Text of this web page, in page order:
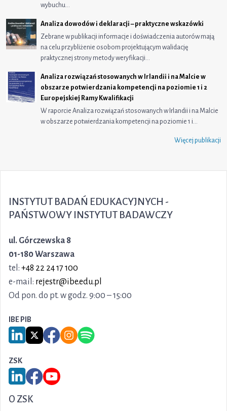
wybuchu…
Analiza dowodów i deklaracji – praktyczne wskazówki
Zebrane w publikacji informacje i doświadczenia autorów mają
na celu przybliżenie osobom projektującym walidację
praktycznej strony metody weryfikacji…
Analiza rozwiązań stosowanych w Irlandii i na Malcie w
obszarze potwierdzania kompetencji na poziomie 1 i 2
Europejskiej Ramy Kwalifikacji
W raporcie Analiza rozwiązań stosowanych w Irlandii i na Malcie
w obszarze potwierdzania kompetencji na poziomie 1 i…
Więcej publikacji
INSTYTUT BADAŃ EDUKACYJNYCH -
PAŃSTWOWY INSTYTUT BADAWCZY
ul. Górczewska 8
01-180 Warszawa
tel: +48 22 24 17 100
e-mail: rejestr@ibe.edu.pl
Od pon. do pt. w godz. 9:00 – 15:00
IBE PIB
Link do serwisu LinkedIn IBE PIB
Link do serwisu X IBE PIB
Link do Facebook IBE PIB
Link do Instagram IBE PIB
Link do Spotify IBE PIB
ZSK
Link do serwisu LinkedIn ZSK
Link do Facebook ZSK
Link do YouTube ZSK
O ZSK